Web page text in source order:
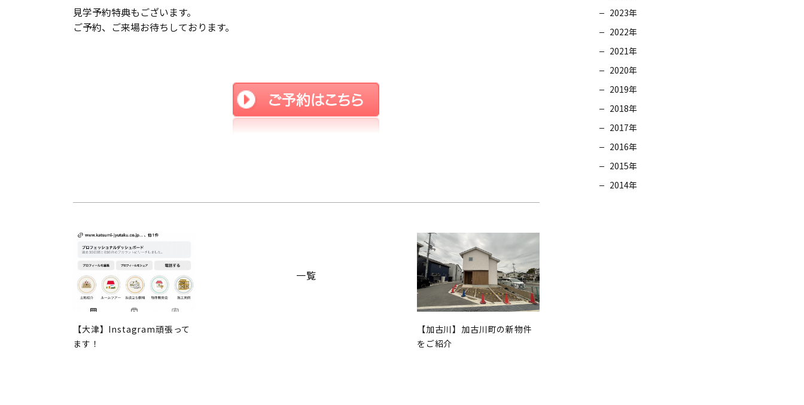
見学予約特典もございます。
ご予約、ご来場お待ちしております。
【大津】Instagram頑張って
ます！
一覧
【加古川】加古川町の新物件
をご紹介
2023年
2022年
2021年
2020年
2019年
2018年
2017年
2016年
2015年
2014年